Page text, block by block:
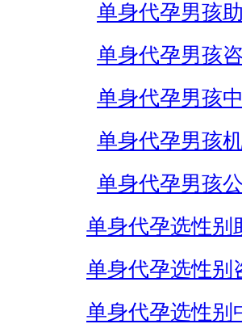
单身代孕男孩
单身代孕男孩
单身代孕男孩
单身代孕男孩
单身代孕男孩
单身代孕选性别
单身代孕选性别
单身代孕选性别